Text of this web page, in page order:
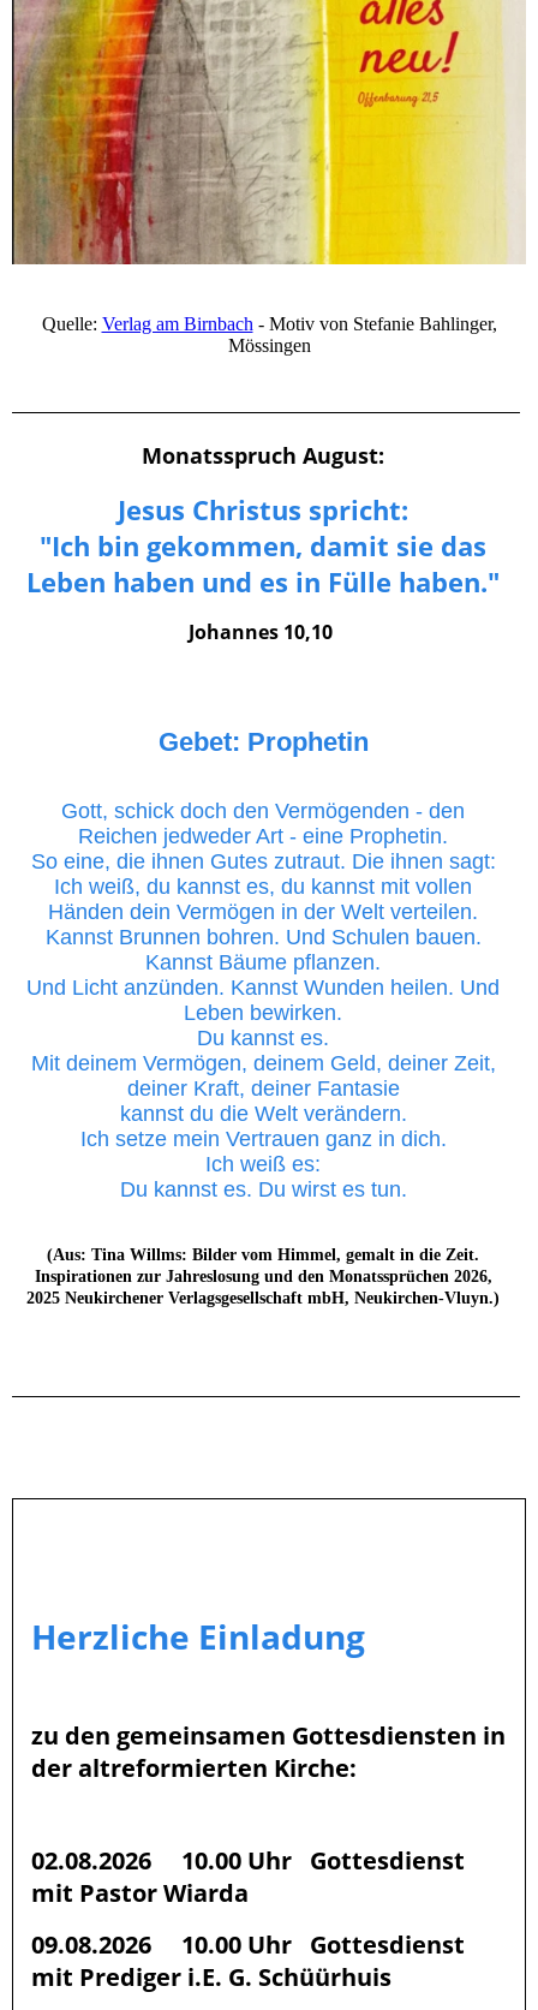
Quelle: Verlag am Birnbach - Motiv von Stefanie Bahlinger,
Mössingen
Monatsspruch August:
Jesus Christus spricht:
"Ich bin gekommen, damit sie das
Leben haben und es in Fülle haben."
Johannes 10,10
Gebet: Prophetin
Gott, schick doch den Vermögenden - den
Reichen jedweder Art - eine Prophetin.
So eine, die ihnen Gutes zutraut. Die ihnen sagt:
Ich weiß, du kannst es, du kannst mit vollen
Händen dein Vermögen in der Welt verteilen.
Kannst Brunnen bohren. Und Schulen bauen.
Kannst Bäume pflanzen.
Und Licht anzünden. Kannst Wunden heilen. Und
Leben bewirken.
Du kannst es.
Mit deinem Vermögen, deinem Geld, deiner Zeit,
deiner Kraft, deiner Fantasie
kannst du die Welt verändern.
Ich setze mein Vertrauen ganz in dich.
Ich weiß es:
Du kannst es. Du wirst es tun.
(Aus: Tina Willms: Bilder vom Himmel, gemalt in die Zeit.
Inspirationen zur Jahreslosung und den Monatssprüchen 2026,
2025 Neukirchener Verlagsgesellschaft mbH, Neukirchen-Vluyn.)
Herzliche Einladung
zu den gemeinsamen Gottesdiensten in
der altreformierten Kirche:
02.08.2026 10.00 Uhr Gottesdienst
mit Pastor Wiarda
09.08.2026 10.00 Uhr Gottesdienst
mit Prediger i.E. G. Schüürhuis